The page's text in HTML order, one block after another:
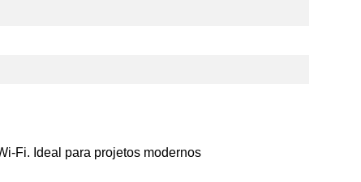
Fi. Ideal para projetos modernos